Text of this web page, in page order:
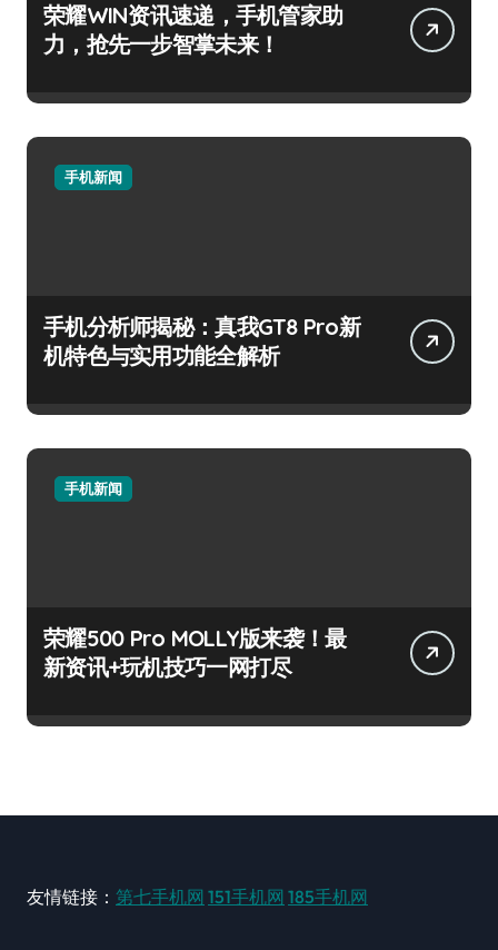
荣耀WIN资讯速递，手机管家助
力，抢先一步智掌未来！
手机新闻
手机分析师揭秘：真我GT8 Pro新
机特色与实用功能全解析
手机新闻
荣耀500 Pro MOLLY版来袭！最
新资讯+玩机技巧一网打尽
友情链接： 第七手机网 151手机网 185手机网